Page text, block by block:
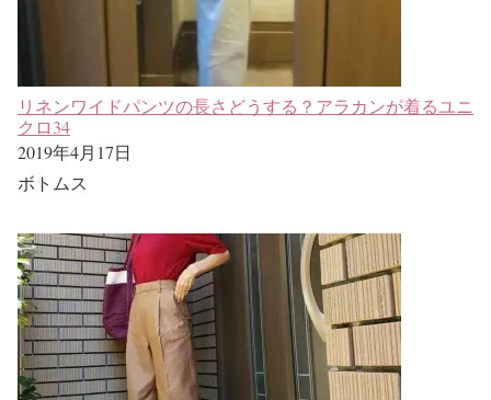
リネンワイドパンツの長さどうする？アラカンが着るユニ
クロ34
2019年4月17日
ボトムス